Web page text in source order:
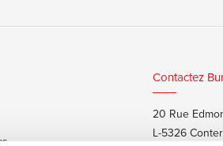
Contactez
20 Rue
L-5326